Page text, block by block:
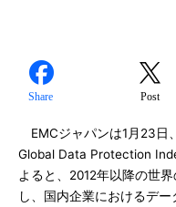
Share Post
EMCジャパンは1月23日
Global Data Protection
よると、2012年以降の世
し、国内企業におけるデ